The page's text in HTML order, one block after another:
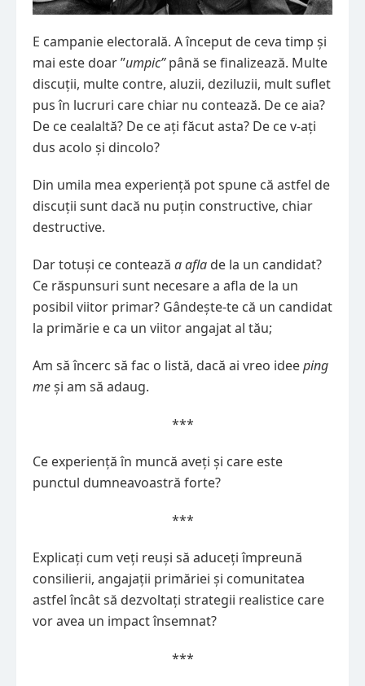
E campanie electorală. A început de ceva timp și
mai este doar ”umpic”până se finalizează. Multe
discuții, multe contre, aluzii, deziluzii, mult suflet
pus în lucruri care chiar nu contează. De ce aia?
De ce cealaltă? De ce ați făcut asta? De ce v-ați
dus acolo și dincolo?
Din umila mea experiență pot spune că astfel de
discuții sunt dacă nu puțin constructive, chiar
destructive.
Dar totuși ce contează a afla de la un candidat?
Ce răspunsuri sunt necesare a afla de la un
posibil viitor primar? Gândește-te că un candidat
la primărie e ca un viitor angajat al tău;
Am să încerc să fac o listă, dacă ai vreo ideeping
meși am să adaug.
***
Ce experiență în muncă aveți și care este
punctul dumneavoastră forte?
***
Explicați cum veți reuși să aduceți împreună
consilierii, angajații primăriei și comunitatea
astfel încât să dezvoltați strategii realistice care
vor avea un impact însemnat?
***